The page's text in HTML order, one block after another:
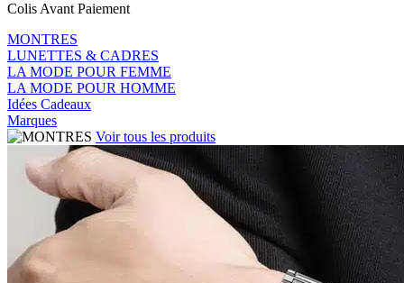
Colis Avant Paiement
MONTRES
LUNETTES & CADRES
LA MODE POUR FEMME
LA MODE POUR HOMME
Idées Cadeaux
Marques
Voir tous les produits